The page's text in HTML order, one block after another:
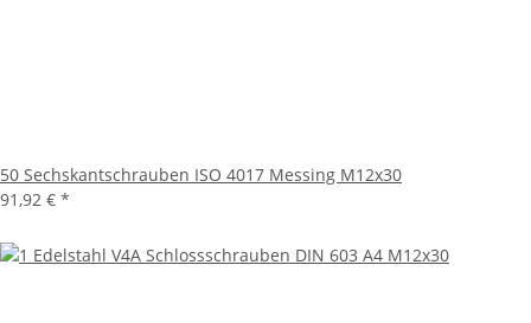
50 Sechskantschrauben ISO 4017 Messing M12x30
91,92 € *